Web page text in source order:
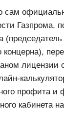
сам
Газпрома,
(председатель
концерна),
профита и
кабинета